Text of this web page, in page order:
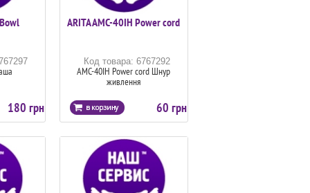
180 грн
ARITA AMC-40IH Power cord
Код товара: 6767292
AMC-40IH Power cord Шнур
живлення
60 грн